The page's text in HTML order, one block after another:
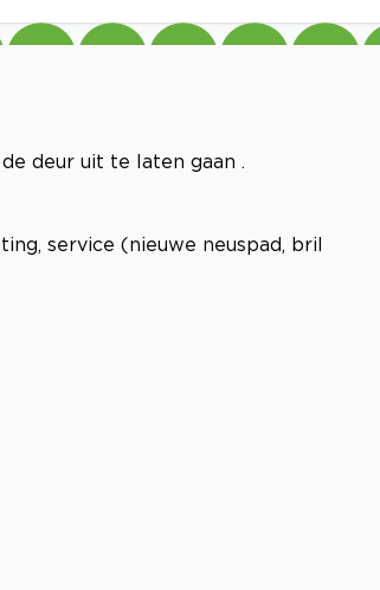
deur uit te laten gaan .
service (nieuwe neuspad, bril